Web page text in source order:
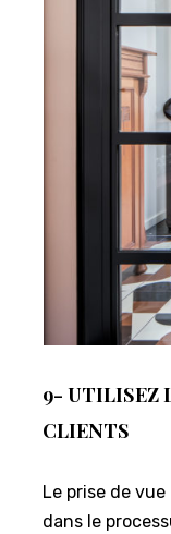
9- UTILISEZ
CLIENTS
Le prise de
dans le